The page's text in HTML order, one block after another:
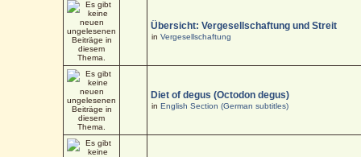
Übersicht: Vergesellschaftung und Streit
inVergesellschaftung
Diet of degus (Octodon degus)
inEnglish Section (German subtitles)